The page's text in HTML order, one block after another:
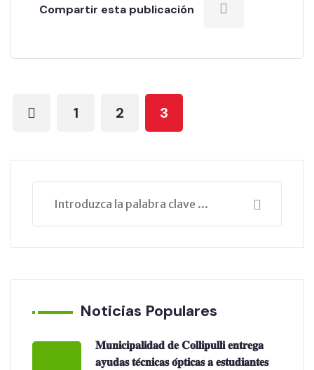
Compartir esta publicación
1 2 3
Noticias Populares
𝐌𝐮𝐧𝐢𝐜𝐢𝐩𝐚𝐥𝐢𝐝𝐚𝐝 𝐝𝐞 𝐂𝐨𝐥𝐥𝐢𝐩𝐮𝐥𝐥𝐢 𝐞𝐧𝐭𝐫𝐞𝐠𝐚
𝐚𝐲𝐮𝐝𝐚𝐬 𝐭𝐞́𝐜𝐧𝐢𝐜𝐚𝐬 𝐨́𝐩𝐭𝐢𝐜𝐚𝐬 𝐚 𝐞𝐬𝐭𝐮𝐝𝐢𝐚𝐧𝐭𝐞𝐬